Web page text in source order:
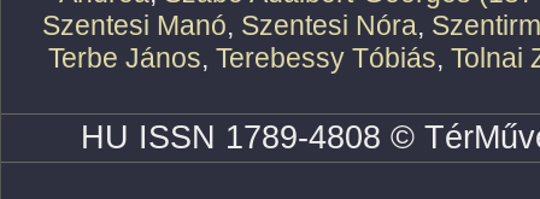
Szentesi Manó, Szentesi Nóra,
Terbe János, Terebessy Tóbiás, Tolnai
HU ISSN 1789-4808 ©